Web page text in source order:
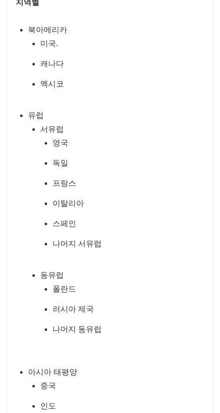
지역별
북아메리카
미국.
캐나다
멕시코
유럽
서유럽
영국
독일
프랑스
이탈리아
스페인
나머지 서유럽
동유럽
폴란드
러시아 제국
나머지 동유럽
아시아 태평양
중국
인도